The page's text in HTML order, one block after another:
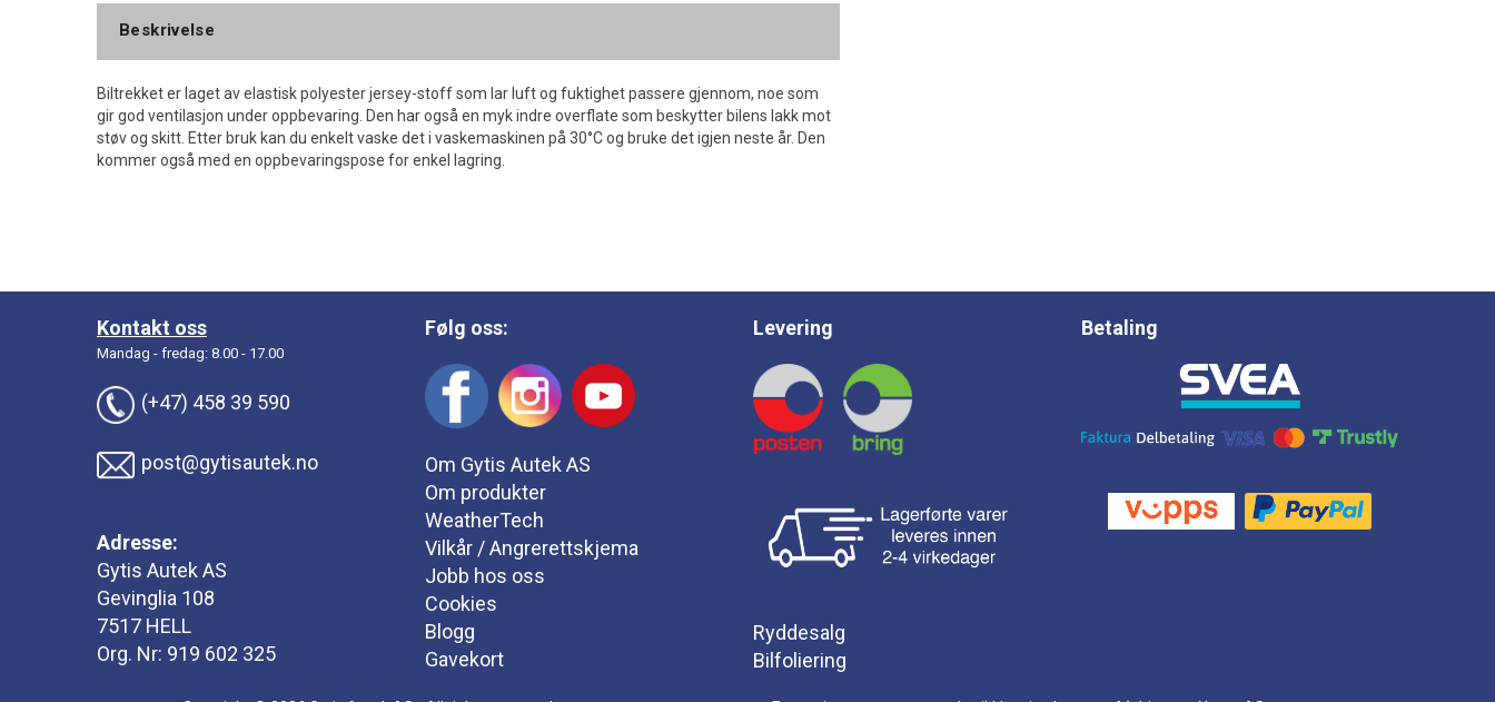
Beskrivelse
Biltrekket er laget av elastisk polyester jersey-stoff som lar luft og fuktighet passere gjennom, noe som
gir god ventilasjon under oppbevaring. Den har også en myk indre overflate som beskytter bilens lakk mot
støv og skitt. Etter bruk kan du enkelt vaske det i vaskemaskinen på 30°C og bruke det igjen neste år. Den
kommer også med en oppbevaringspose for enkel lagring.
Kontakt oss
Mandag - fredag: 8.00 - 17.00
(+47) 458 39 590
post@gytisautek.no
Adresse:
Gytis Autek AS
Gevinglia 108
7517 HELL
Org. Nr: 919 602 325
Følg oss:
Om Gytis Autek AS
Om produkter
WeatherTech
Vilkår / Angrerettskjema
Jobb hos oss
Cookies
Blogg
Gavekort
Levering
Ryddesalg
Bilfoliering
Betaling